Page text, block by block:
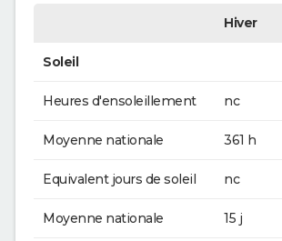
Hiver
Soleil
Heures d'ensoleillement nc
Moyenne nationale 361 h
Equivalent jours de soleil nc
Moyenne nationale 15 j